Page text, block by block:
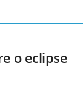
o eclipse